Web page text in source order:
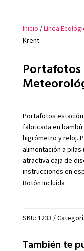
Inicio /Línea
Krent
Portafotos
Portafotos
fabricada en
higrómetro y reloj.
alimentación a
atractiva caja de
instrucciones en
Botón Incluida
SKU: 1233
También te